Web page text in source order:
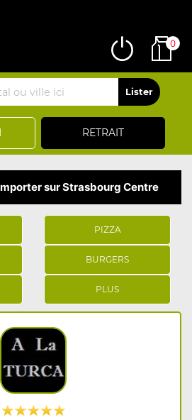
RETRAIT
0
sur Strasbourg Centre
PIZZA
BURGERS
PLUS